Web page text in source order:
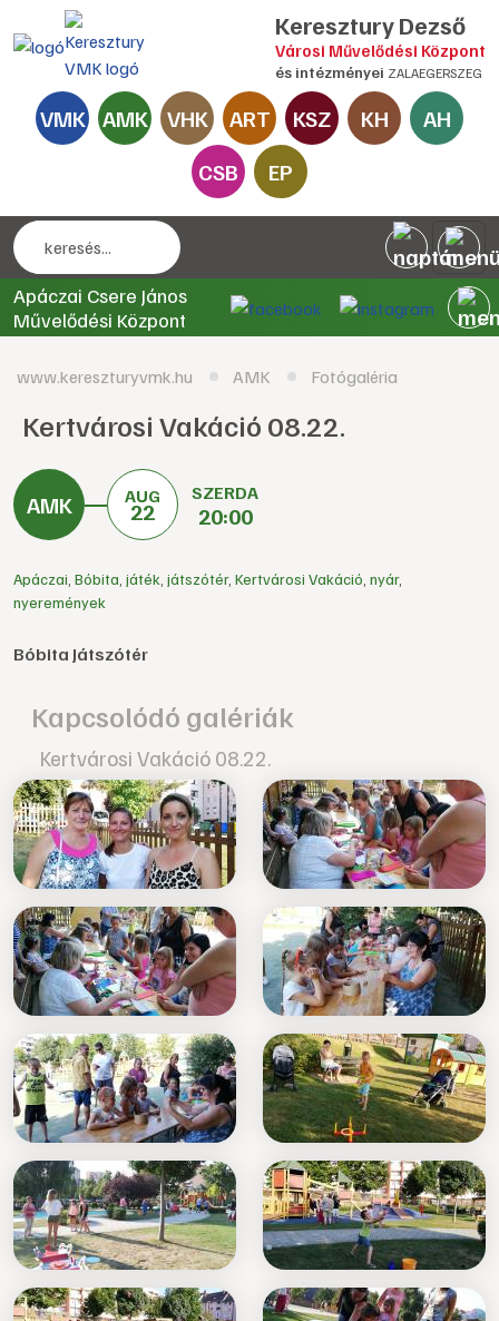
Keresztury Dezső
Városi Művelődési Központ
és intézményei ZALAEGERSZEG
VMK AMK VHK ART KSZ KH
AH
CSB
EP
Apáczai Csere János
Művelődési Központ
www.kereszturyvmk.hu AMK Fotógaléria
Kertvárosi Vakáció 08.22.
AUG
22
SZERDA
20:00
Apáczai Bóbita játék játszótér, Kertvárosi Vakáció nyár,
nyeremények
Bóbita Játszótér
Kapcsolódó galériák
Kertvárosi Vakáció 08.22.